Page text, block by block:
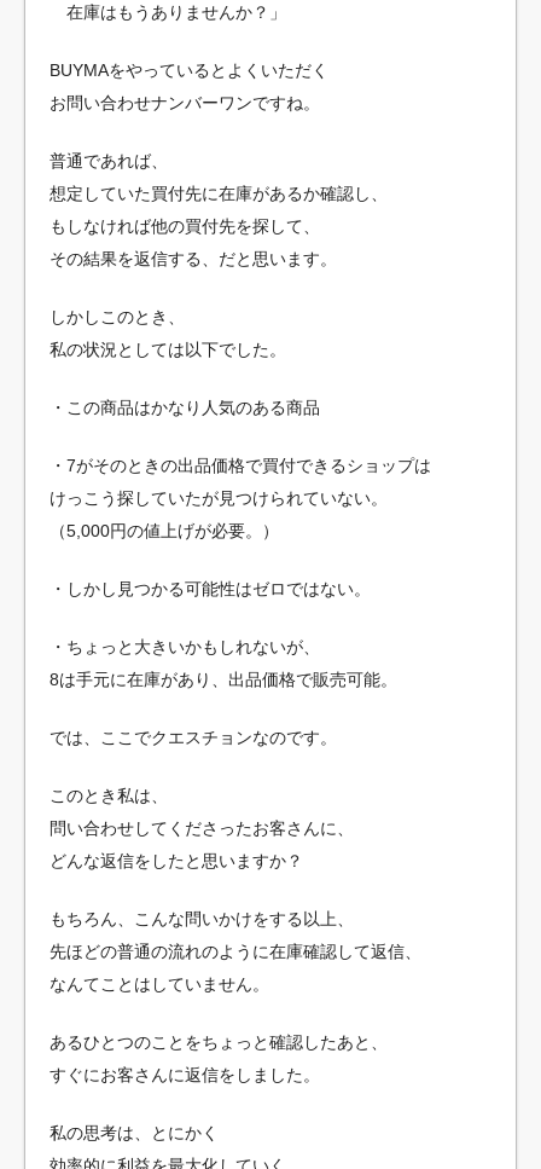
在庫はもうありませんか？」
BUYMAをやっているとよくいただく
お問い合わせナンバーワンですね。
普通であれば、
想定していた買付先に在庫があるか確認し、
もしなければ他の買付先を探して、
その結果を返信する、だと思います。
しかしこのとき、
私の状況としては以下でした。
・この商品はかなり人気のある商品
・7がそのときの出品価格で買付できるショップは
けっこう探していたが見つけられていない。
（5,000円の値上げが必要。）
・しかし見つかる可能性はゼロではない。
・ちょっと大きいかもしれないが、
8は手元に在庫があり、出品価格で販売可能。
では、ここでクエスチョンなのです。
このとき私は、
問い合わせしてくださったお客さんに、
どんな返信をしたと思いますか？
もちろん、こんな問いかけをする以上、
先ほどの普通の流れのように在庫確認して返信、
なんてことはしていません。
あるひとつのことをちょっと確認したあと、
すぐにお客さんに返信をしました。
私の思考は、とにかく